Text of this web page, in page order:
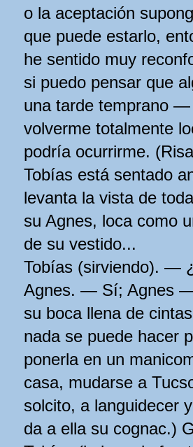
o la aceptación
que puede estarlo,
he sentido muy
si pue­do pensar que
una tarde temprano
volverme to­talmente
podría ocurrirme.
Tobías está sentado
levanta la vista de
su Agnes, loca como
de su vestido...
Tobías (sirviendo). —
Agnes. — Sí; Agnes
su boca llena de
nada se puede hacer
ponerla en un
casa, mu­darse a
solcito, a lan­guidecer
da a ella su cognac.)